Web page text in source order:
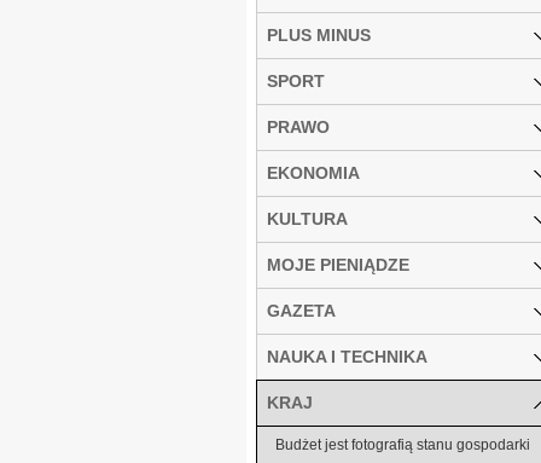
PLUS MINUS
SPORT
PRAWO
EKONOMIA
KULTURA
MOJE PIENIĄDZE
GAZETA
NAUKA I TECHNIKA
KRAJ
Budżet jest fotografią stanu gospodarki